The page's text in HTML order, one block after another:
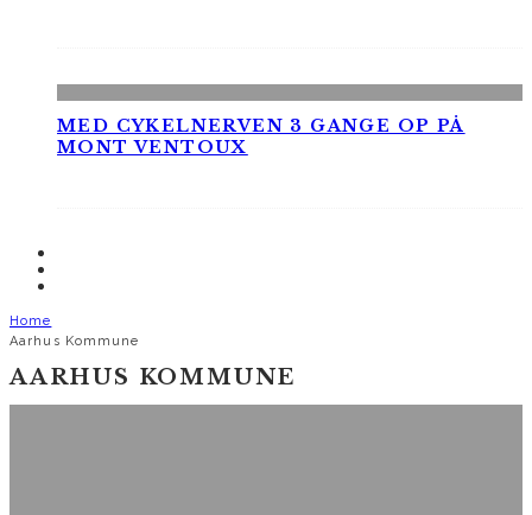
MED CYKELNERVEN 3 GANGE OP PÅ
MONT VENTOUX
Home
Aarhus Kommune
AARHUS KOMMUNE